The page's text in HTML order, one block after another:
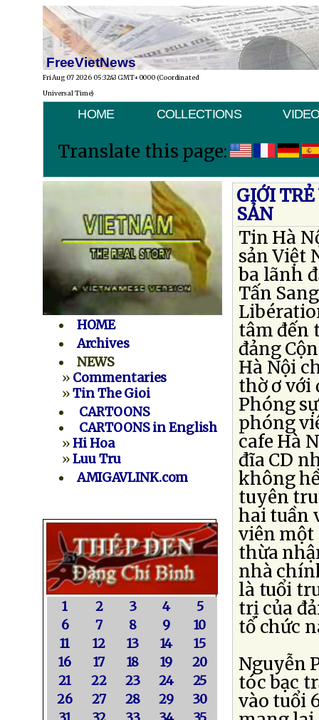
FreeVietNews
Fri Aug 07 2026 05:32:43 GMT+0000 (Coordinated
Universal Time)
HOME COLLECTIONS
Translate this page:
HOME
Archives
NEWS
» Commentaries
»Tin The Gioi
CARTOONS
CARTOONS in English
»Hi Hoa
»Luu Tru
AMIGAVLINK.com
1 2 3 4
5
6
7 8 9
10
11
12 13 14
15
16
17 18 19
20
21
22 23 24
25
26
27 28 29
30
GIỚI
SẢN
Tin Hà
sản Việt
ba lãnh
Tấn
tâm đến
đảng
Hà Nội
thờ ơ với
Phóng
phóng
cafe Hà
đĩa CD
không
tuyên
hai tuần
viên một
thừa
nhà
là tuổi
trị của
tổ chức
Nguyễn
tóc bạc
vào tuổi